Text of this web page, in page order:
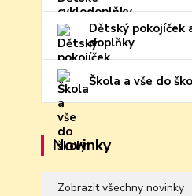
Dětský pokojíček
doplňky
Škola a vše do
Novinky
Zobrazit všechny novinky